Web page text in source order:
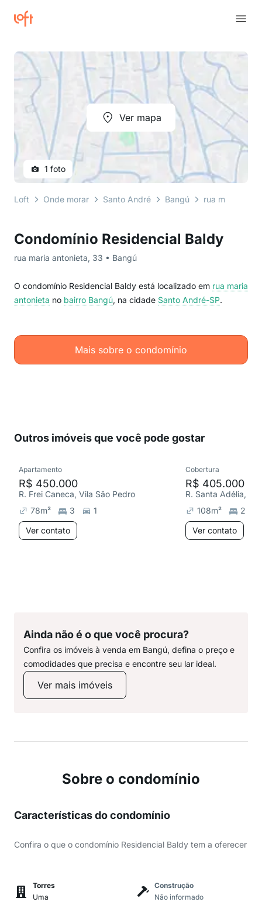
Condomínio Residencial Baldy
rua maria antonieta, 33 • Bangú
O condomínio Residencial Baldy está localizado em rua maria
antonieta no bairro Bangú, na cidade Santo André-SP.
Mais sobre o condomínio
Ver mapa
1 foto
Loft Onde morar Santo André Bangú rua maria
Outros imóveis que você pode gostar
Apartamento
R$ 450.000
R. Frei Caneca, Vila São Pedro
78m² 3
1
Ver contato
Cobertura
R$ 405.000
R. Santa Adélia,
108m²
2
Ver contato
Ainda não é o que você procura?
Confira os imóveis à venda em Bangú, defina o preço e
comodidades que precisa e encontre seu lar ideal.
Ver mais imóveis
Sobre o condomínio
Características do condomínio
Confira o que o condomínio Residencial Baldy tem a oferecer
Torres
Uma
Construção
Não informado